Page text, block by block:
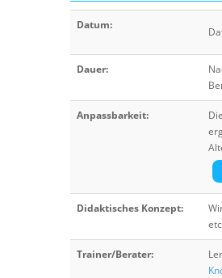
Datum:
Dauer:
Anpassbarkeit:
Didaktisches Konzept:
Trainer/Berater: